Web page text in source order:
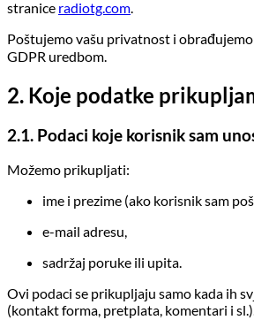
stranice radiotg.com
Poštujemo vašu privatnost i
GDPR uredbom.
2. Koje podatke
2.1. Podaci koje korisnik sam
Možemo prikupljati:
ime i prezime (ako korisnik sam
e-mail adresu,
sadržaj poruke ili upita.
Ovi podaci se prikupljaju samo kada ih
(kontakt forma, pretplata, komentari i